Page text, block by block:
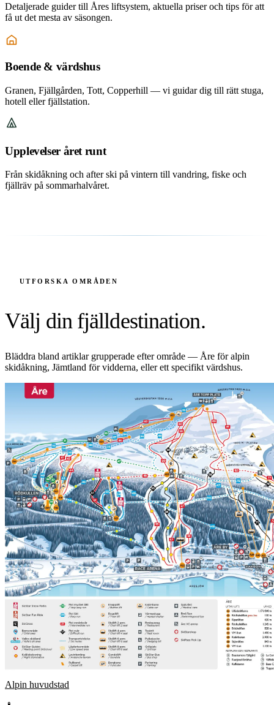
Detaljerade guider till Åres liftsystem, aktuella priser och tips för att
få ut det mesta av säsongen.
Boende & värdshus
Granen, Fjällgården, Tott, Copperhill — vi guidar dig till rätt stuga,
hotell eller fjällstation.
Upplevelser året runt
Från skidåkning och after ski på vintern till vandring, fiske och
fjällräv på sommarhalvåret.
UTFORSKA OMRÅDEN
Välj din fjälldestination.
Bläddra bland artiklar grupperade efter område — Åre för alpin
skidåkning, Jämtland för vidderna, eller ett specifikt värdshus.
Alpin huvudstad